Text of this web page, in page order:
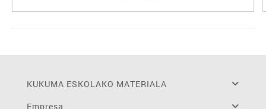
KUKUMA ESKOLAKO MATERIALA
Empresa